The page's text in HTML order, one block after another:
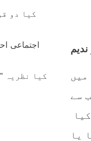
کیا دو
اجتماعی
کیا نظریہ
سے
یا